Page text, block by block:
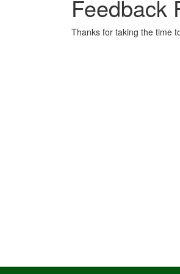
Feedback
Thanks for taking the time